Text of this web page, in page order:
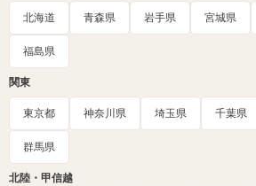
北海道 青森県 岩手県 宮城県
福島県
関東
東京都 神奈川県 埼玉県 千葉県
群馬県
北陸・甲信越